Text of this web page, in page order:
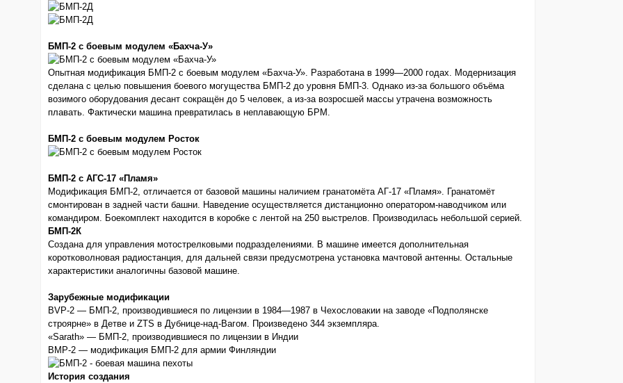
БМП-2 с боевым модулем «Бахча-У»
Опытная модификация БМП-2 с боевым модулем «Бахча-У». Разработана в 1999—2000 годах. Модернизация
сделана с целью повышения боевого могущества БМП-2 до уровня БМП-3. Однако из-за большого объёма
возимого оборудования десант сокращён до 5 человек, а из-за возросшей массы утрачена возможность
плавать. Фактически машина превратилась в неплавающую БРМ.
БМП-2 с боевым модулем Росток
БМП-2 с АГС-17 «Пламя»
Модификация БМП-2, отличается от базовой машины наличием гранатомёта АГ-17 «Пламя». Гранатомёт
смонтирован в задней части башни. Наведение осуществляется дистанционно оператором-наводчиком или
командиром. Боекомплект находится в коробке с лентой на 250 выстрелов. Производилась небольшой серией.
БМП-2К
Создана для управления мотострелковыми подразделениями. В машине имеется дополнительная
коротковолновая радиостанция, для дальней связи предусмотрена установка мачтовой антенны. Остальные
характеристики аналогичны базовой машине.
Зарубежные модификации
BVP-2 — БМП-2, производившиеся по лицензии в 1984—1987 в Чехословакии на заводе «Подполянске
строярне» в Детве и ZTS в Дубнице-над-Вагом. Произведено 344 экземпляра.
«Sarath» — БМП-2, производившиеся по лицензии в Индии
BMP-2 — модификация БМП-2 для армии Финляндии
История создания